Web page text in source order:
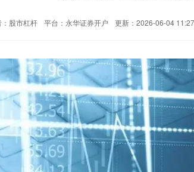
：股市杠杆 平台：永华证券开户 更新：2026-06-04